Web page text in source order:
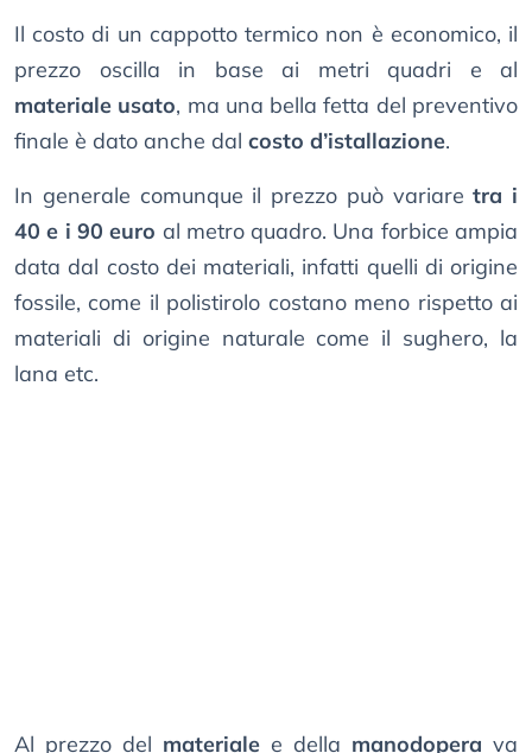
Il costo di un cappotto termico non è economico, il
prezzo oscilla in base ai metri quadri e al
materiale usato, ma una bella fetta del preventivo
finale è dato anche dal costo d’istallazione.
In generale comunque il prezzo può variaretra i
40 e i 90 euro al metro quadro. Una forbice ampia
data dal costo dei materiali, infatti quelli di origine
fossile, come il polistirolo costano meno rispetto ai
materiali di origine naturale come il sughero, la
lana etc.
Al prezzo del materiale e della manodopera va